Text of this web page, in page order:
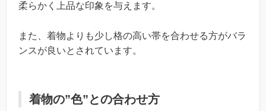
柔らかく上品な印象を与えます。
また、着物よりも少し格の高い帯を合わせる方がバラ
ンスが良いとされています。
着物の”色”との合わせ方